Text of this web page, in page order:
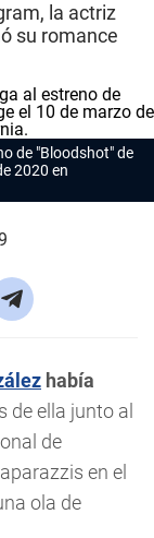
la actriz
su romance
de "Bloodshot" de
2020 en
había
de ella junto al
de
en el
ola de